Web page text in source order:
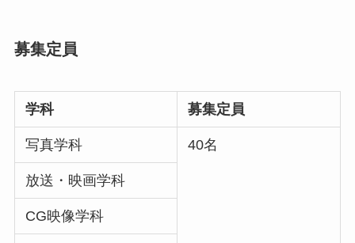
募集定員
学科 募集定員
写真学科 40名
放送・映画学科
CG映像学科